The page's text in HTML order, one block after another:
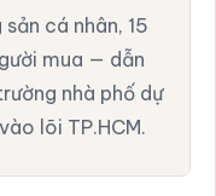
cá nhân, 15
mua — dẫn
nhà phố dự
lõi TP.HCM.